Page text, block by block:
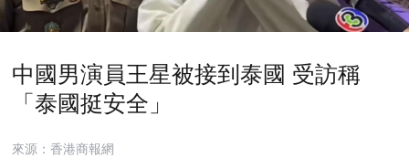
中國男演員王星被接到泰國 受訪稱
「泰國挺安全」
來源：香港商報網